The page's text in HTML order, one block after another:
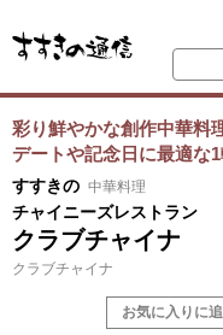
彩り鮮やかな創作中華料
デートや記念日に最適な
すすきの 中華料理
チャイニーズレストラン
クラブチャイナ
クラブチャイナ
お気に入りに